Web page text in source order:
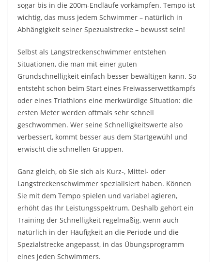
sogar bis in die 200m-Endläufe vorkämpfen. Tempo ist
wichtig, das muss jedem Schwimmer – natürlich in
Abhängigkeit seiner Spezualstrecke – bewusst sein!
Selbst als Langstreckenschwimmer entstehen
Situationen, die man mit einer guten
Grundschnelligkeit einfach besser bewältigen kann. So
entsteht schon beim Start eines Freiwasserwettkampfs
oder eines Triathlons eine merkwürdige Situation: die
ersten Meter werden oftmals sehr schnell
geschwommen. Wer seine Schnelligkeitswerte also
verbessert, kommt besser aus dem Startgewühl und
erwischt die schnellen Gruppen.
Ganz gleich, ob Sie sich als Kurz-, Mittel- oder
Langstreckenschwimmer spezialisiert haben. Können
Sie mit dem Tempo spielen und variabel agieren,
erhöht das Ihr Leistungsspektrum. Deshalb gehört ein
Training der Schnelligkeit regelmäßig, wenn auch
natürlich in der Häufigkeit an die Periode und die
Spezialstrecke angepasst, in das Übungsprogramm
eines jeden Schwimmers.